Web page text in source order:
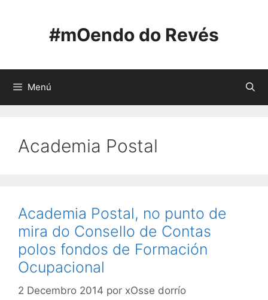
#mOendo do Revés
Menú
Academia Postal
Academia Postal, no punto de
mira do Consello de Contas
polos fondos de Formación
Ocupacional
2 Decembro 2014 por xOsse dorrío